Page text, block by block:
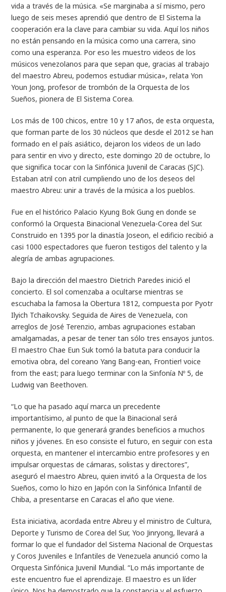
vida a través de la música. «Se marginaba a sí mismo, pero
luego de seis meses aprendió que dentro de El Sistema la
cooperación era la clave para cambiar su vida. Aquí los niños
no están pensando en la música como una carrera, sino
como una esperanza. Por eso les muestro videos de los
músicos venezolanos para que sepan que, gracias al trabajo
del maestro Abreu, podemos estudiar música», relata Yon
Youn Jong, profesor de trombón de la Orquesta de los
Sueños, pionera de El Sistema Corea.
Los más de 100 chicos, entre 10 y 17 años, de esta orquesta,
que forman parte de los 30 núcleos que desde el 2012 se han
formado en el país asiático, dejaron los videos de un lado
para sentir en vivo y directo, este domingo 20 de octubre, lo
que significa tocar con la Sinfónica Juvenil de Caracas (SJC).
Estaban atril con atril cumpliendo uno de los deseos del
maestro Abreu: unir a través de la música a los pueblos.
Fue en el histórico Palacio Kyung Bok Gung en donde se
conformó la Orquesta Binacional Venezuela-Corea del Sur.
Construido en 1395 por la dinastía Joseon, el edificio recibió a
casi 1000 espectadores que fueron testigos del talento y la
alegría de ambas agrupaciones.
Bajo la dirección del maestro Dietrich Paredes inició el
concierto. El sol comenzaba a ocultarse mientras se
escuchaba la famosa la Obertura 1812, compuesta por Pyotr
Ilyich Tchaikovsky. Seguida de Aires de Venezuela, con
arreglos de José Terenzio, ambas agrupaciones estaban
amalgamadas, a pesar de tener tan sólo tres ensayos juntos.
El maestro Chae Eun Suk tomó la batuta para conducir la
emotiva obra, del coreano Yang Bang-ean, Frontier! voice
from the east; para luego terminar con la Sinfonía Nº 5, de
Ludwig van Beethoven.
“Lo que ha pasado aquí marca un precedente
importantísimo, al punto de que la Binacional será
permanente, lo que generará grandes beneficios a muchos
niños y jóvenes. En eso consiste el futuro, en seguir con esta
orquesta, en mantener el intercambio entre profesores y en
impulsar orquestas de cámaras, solistas y directores”,
aseguró el maestro Abreu, quien invitó a la Orquesta de los
Sueños, como lo hizo en Japón con la Sinfónica Infantil de
Chiba, a presentarse en Caracas el año que viene.
Esta iniciativa, acordada entre Abreu y el ministro de Cultura,
Deporte y Turismo de Corea del Sur, Yoo Jinryong, llevará a
formar lo que el fundador del Sistema Nacional de Orquestas
y Coros Juveniles e Infantiles de Venezuela anunció como la
Orquesta Sinfónica Juvenil Mundial. “Lo más importante de
este encuentro fue el aprendizaje. El maestro es un líder